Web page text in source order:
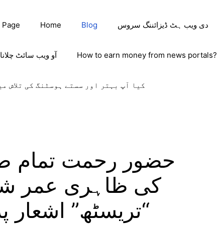
Home Blog دی ویب ہٹ ڈیزائننگ سروس
آو ویب سائٹ How to earn money from news portals?
کیا آپ بہتر اور سستے ہوسٹنگ کی تلاش
حضور رحمت تمام
کی ظاہری عمر
“تریسٹھ” اشعار